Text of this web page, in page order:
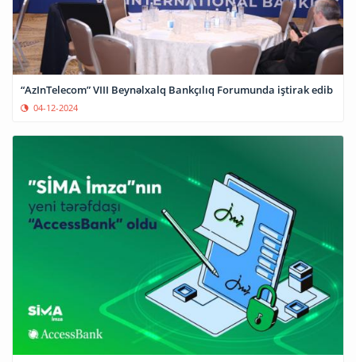
“AzInTelecom” VIII Beynəlxalq Bankçılıq Forumunda iştirak edib
04-12-2024